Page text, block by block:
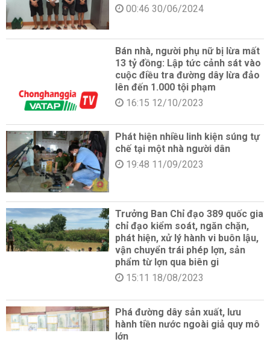
00:46 30/06/2024
Bán nhà, người phụ nữ bị lừa mất
13 tỷ đồng: Lập tức cảnh sát vào
cuộc điều tra đường dây lừa đảo
lên đến 1.000 tội phạm
16:15 12/10/2023
Phát hiện nhiều linh kiện súng tự
chế tại một nhà người dân
19:48 11/09/2023
Trưởng Ban Chỉ đạo 389 quốc gia
chỉ đạo kiểm soát, ngăn chặn,
phát hiện, xử lý hành vi buôn lậu,
vận chuyển trái phép lợn, sản
phẩm từ lợn qua biên gi
15:11 18/08/2023
Phá đường dây sản xuất, lưu
hành tiền nước ngoài giả quy mô
lớn